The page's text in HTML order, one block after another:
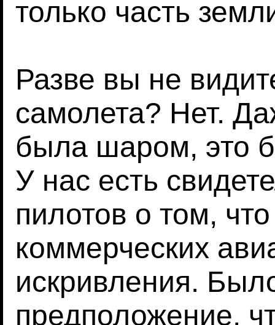
только часть
Разве вы не
самолета? Нет.
была шаром, это
У нас есть
пилотов о том,
коммерческих
искривления.
предположение,